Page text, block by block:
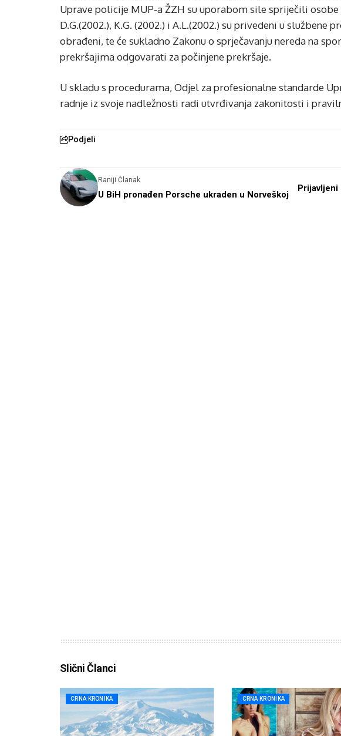
Uprave policije MUP-a ŽZH su uporabom sile spriječili
D.G.(2002.), K.G. (2002.) i A.L.(2002.) su privedeni u službene
obrađeni, te će sukladno Zakonu o sprječavanju nereda na
prekršajima odgovarati za počinjene prekršaje.
U skladu s procedurama, Odjel za profesionalne standarde
radnje iz svoje nadležnosti radi utvrđivanja zakonitosti i
Podjeli
Raniji Članak
U BiH pronađen Porsche ukraden u Norveškoj
Prijavljeni
Slični Članci
CRNA KRONIKA CRNA KRONIKA